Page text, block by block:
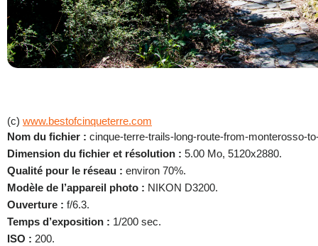
(c) www.bestofcinqueterre.com
Nom du fichier : cinque-terre-trails-long-route-from-monterosso-
Dimension du fichier et résolution : 5.00 Mo, 5120x2880.
Qualité pour le réseau : environ 70%.
Modèle de l’appareil photo : NIKON D3200.
Ouverture : f/6.3.
Temps d’exposition : 1/200 sec.
ISO : 200.